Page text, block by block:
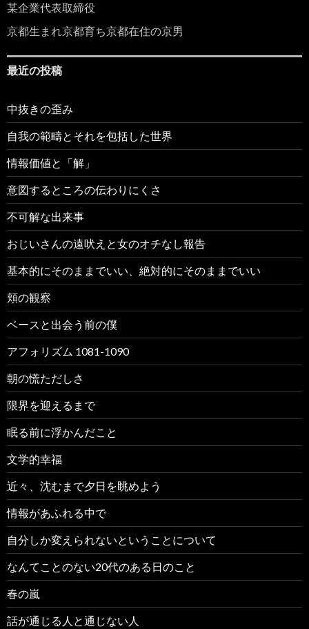
某企業代表取締役
京都生まれ京都育ち京都在住の京男
最近の投稿
中抜きの歪み
自我の範疇とそれを包括した世界
情報価値と「解」
意図するところの伝わりにくさ
不可解な出来事
おじいさんの遠吠えと女のオチなし報告
基本的にそのままでいい、絶対的にそのままでいい
頬の観察
ベースと出会う前の僕
アフォリズム 1081-1090
朝の慌ただしさ
限界を迎えるまで
眠る前に浮かんだこと
文学的幸福
近々、沈むまで夕日を眺めよう
情報があふれる中で
自分しか変えられないということについて
なんてことのない20代のある日のこと
春の嵐
話が通じる人と通じない人